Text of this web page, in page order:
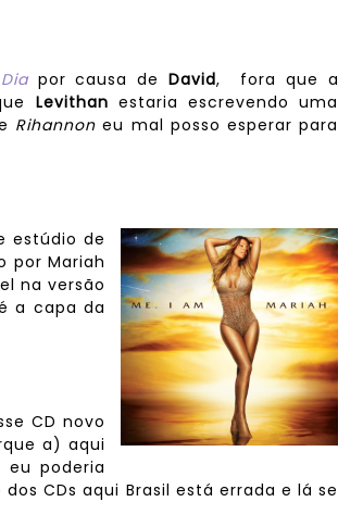
por causa deDavid, fora que a
Levithan estaria escrevendo uma
Rihannon eu mal posso esperar para
estúdio de
por Mariah
na versão
a capa da
CD novo
a) aqui
poderia
CDs aqui Brasil está errada e lá se